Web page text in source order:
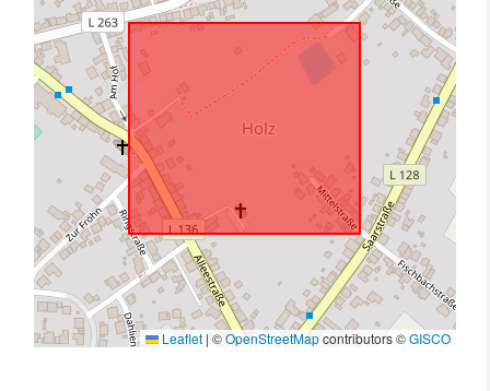
Leaflet | ©OpenStreetMapcontributors ©GISCO